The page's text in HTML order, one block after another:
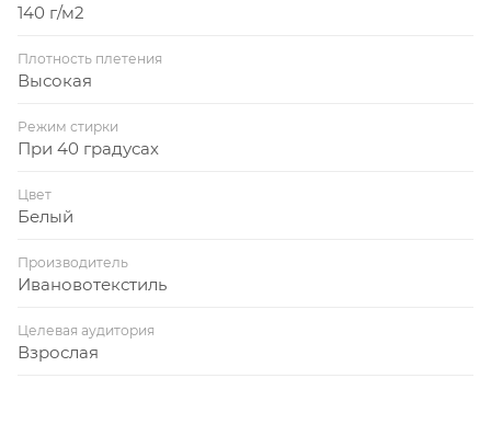
140 г/м2
Плотность плетения
Высокая
Режим стирки
При 40 градусах
Цвет
Белый
Производитель
Ивановотекстиль
Целевая аудитория
Взрослая